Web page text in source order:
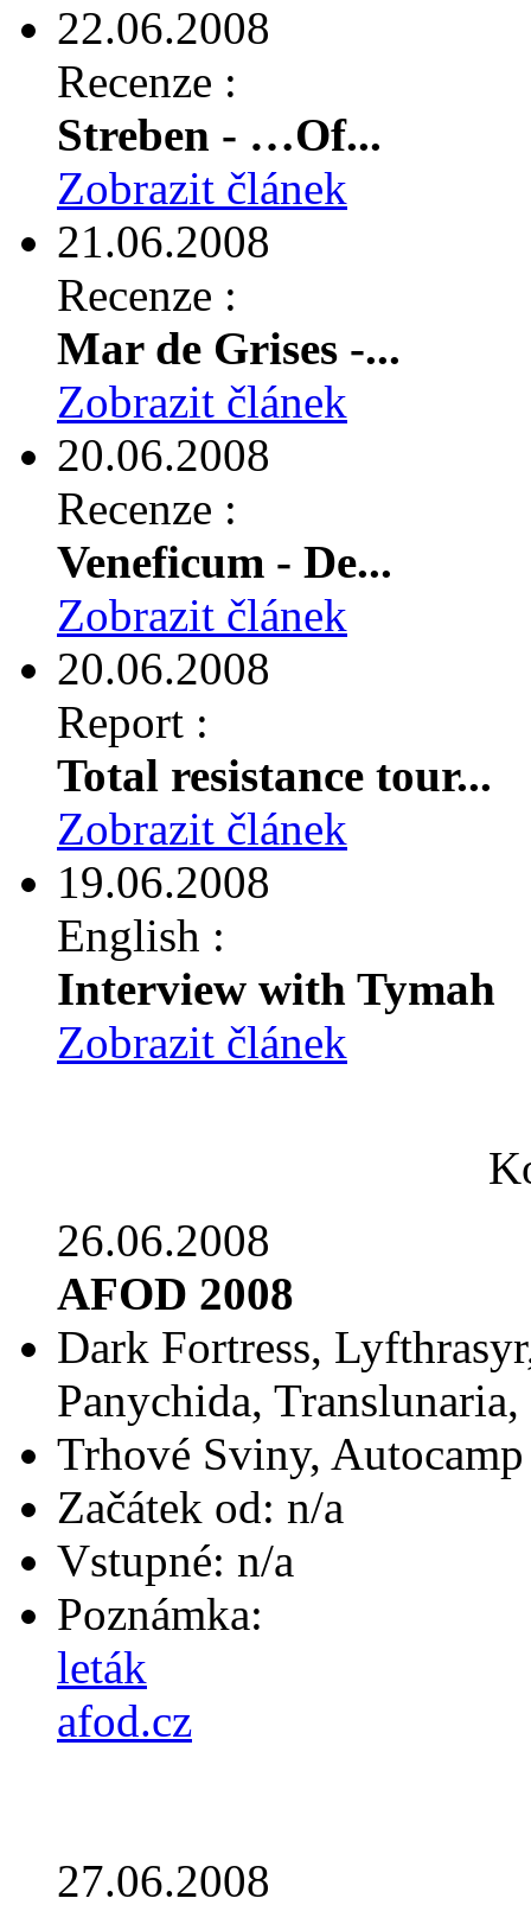
22.06.2008
Recenze :
Streben - …Of...
Zobrazit článek
21.06.2008
Recenze :
Mar de Grises -...
Zobrazit článek
20.06.2008
Recenze :
Veneficum - De...
Zobrazit článek
20.06.2008
Report :
Total resistance tour...
Zobrazit článek
19.06.2008
English :
Interview with Tymah
Zobrazit článek
26.06.2008
AFOD 2008
Dark Fortress,
Panychida,
Trhové Sviny, Autocamp
Začátek od: n/a
Vstupné: n/a
Poznámka:
leták
afod.cz
27.06.2008